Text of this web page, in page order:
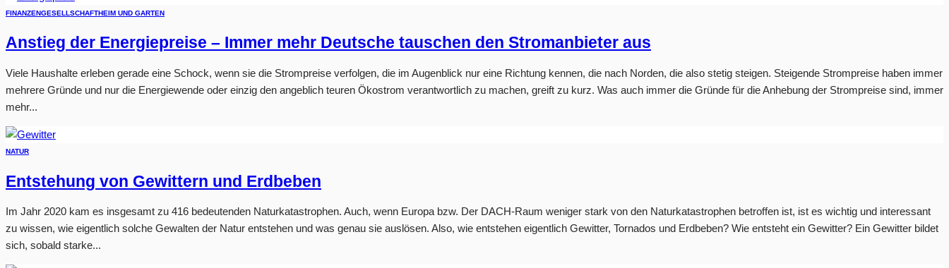
FINANZENGESELLSCHAFTHEIM UND GARTEN
Anstieg der Energiepreise – Immer mehr Deutsche tauschen den Stromanbieter aus
Viele Haushalte erleben gerade eine Schock, wenn sie die Strompreise verfolgen, die im Augenblick nur eine Richtung kennen, die nach Norden, die also stetig steigen. Steigende Strompreise haben immer
mehrere Gründe und nur die Energiewende oder einzig den angeblich teuren Ökostrom verantwortlich zu machen, greift zu kurz. Was auch immer die Gründe für die Anhebung der Strompreise sind, immer
mehr...
NATUR
Entstehung von Gewittern und Erdbeben
Im Jahr 2020 kam es insgesamt zu 416 bedeutenden Naturkatastrophen. Auch, wenn Europa bzw. Der DACH-Raum weniger stark von den Naturkatastrophen betroffen ist, ist es wichtig und interessant
zu wissen, wie eigentlich solche Gewalten der Natur entstehen und was genau sie auslösen. Also, wie entstehen eigentlich Gewitter, Tornados und Erdbeben? Wie entsteht ein Gewitter? Ein Gewitter bildet
sich, sobald starke...